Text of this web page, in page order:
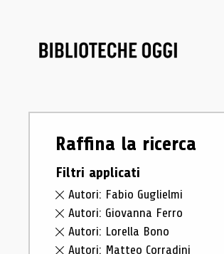
Raffina la ricerca
Filtri applicati
Autori: Fabio Guglielmi
Autori: Giovanna Ferro
Autori: Lorella Bono
Autori: Matteo Corradini